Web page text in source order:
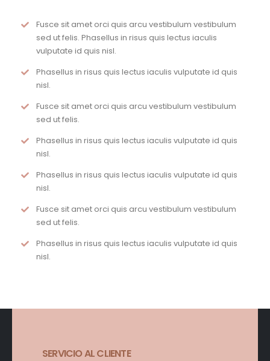
Fusce sit amet orci quis arcu vestibulum vestibulum
sed ut felis. Phasellus in risus quis lectus iaculis
vulputate id quis nisl.
Phasellus in risus quis lectus iaculis vulputate id quis
nisl.
Fusce sit amet orci quis arcu vestibulum vestibulum
sed ut felis.
Phasellus in risus quis lectus iaculis vulputate id quis
nisl.
Phasellus in risus quis lectus iaculis vulputate id quis
nisl.
Fusce sit amet orci quis arcu vestibulum vestibulum
sed ut felis.
Phasellus in risus quis lectus iaculis vulputate id quis
nisl.
SERVICIO AL CLIENTE